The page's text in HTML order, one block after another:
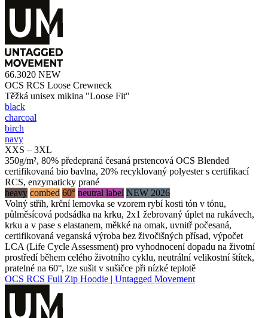
66.3020 NEW
OCS RCS Loose Crewneck
Těžká unisex mikina "Loose Fit"
black
charcoal
birch
navy
XXS – 3XL
350g/m², 80% předepraná česaná prstencová OCS Blended
certifikovaná bio bavlna, 20% recyklovaný polyester s certifikací
RCS, enzymaticky prané
heavy combed 60° neutral label NEW 2026
Volný střih, krční lemovka se vzorem rybí kosti tón v tónu,
půlměsícová podsádka na krku, 2x1 žebrovaný úplet na rukávech,
krku a v pase s elastanem, měkké na omak, uvnitř počesaná,
certifikovaná veganská výroba bez živočišných přísad, výpočet
LCA (Life Cycle Assessment) pro vyhodnocení dopadu na životní
prostředí během celého životního cyklu, neutrální velikostní štítek,
pratelné na 60°, lze sušit v sušičce při nízké teplotě
OCS RCS Full Zip Hoodie | Untagged Movement